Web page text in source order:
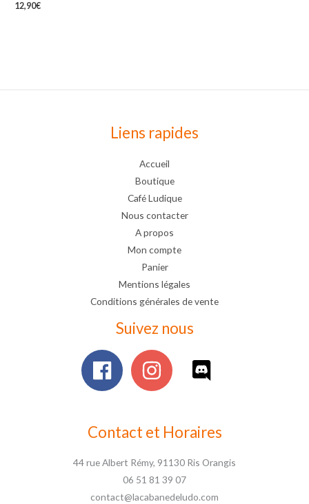
12,90€
Liens rapides
Accueil
Boutique
Café Ludique
Nous contacter
A propos
Mon compte
Panier
Mentions légales
Conditions générales de vente
Suivez nous
Contact et Horaires
44 rue Albert Rémy, 91130 Ris Orangis
06 51 81 39 07
contact@lacabanedeludo.com